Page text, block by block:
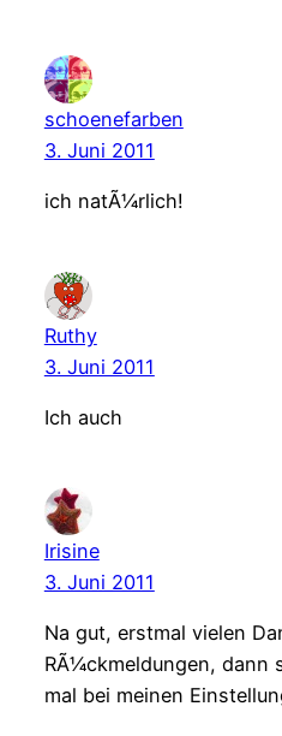
schoenefarben
3. Juni 2011
ich natÃ¼rlich!
Ruthy
3. Juni 2011
Ich auch
Irisine
3. Juni 2011
Na gut, erstmal vielen
RÃ¼ckmeldungen, dann
mal bei meinen